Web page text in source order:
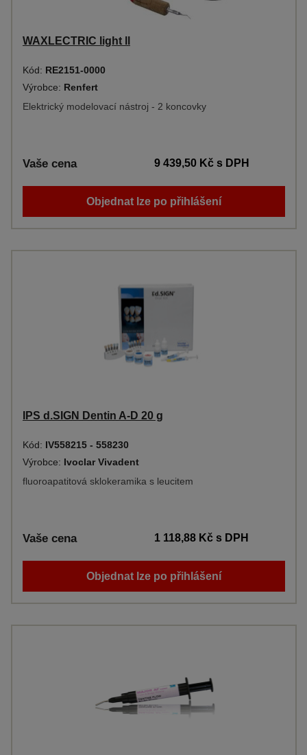
WAXLECTRIC light ll
Kód: RE2151-0000
Výrobce: Renfert
Elektrický modelovací nástroj - 2 koncovky
Vaše cena 9 439,50 Kčs DPH
Objednat lze po přihlášení
IPS d.SIGN Dentin A-D 20 g
Kód: IV558215 - 558230
Výrobce: Ivoclar Vivadent
fluoroapatitová sklokeramika s leucitem
Vaše cena 1 118,88 Kčs DPH
Objednat lze po přihlášení